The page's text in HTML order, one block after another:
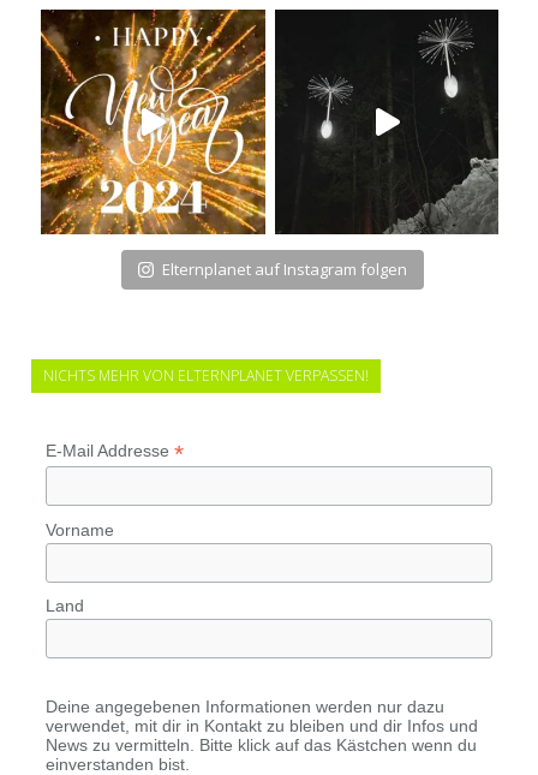
Elternplanet auf Instagram folgen
NICHTS MEHR VON ELTERNPLANET VERPASSEN!
E-Mail Addresse *
Vorname
Land
Deine angegebenen Informationen werden nur dazu
verwendet, mit dir in Kontakt zu bleiben und dir Infos und
News zu vermitteln. Bitte klick auf das Kästchen wenn du
einverstanden bist.